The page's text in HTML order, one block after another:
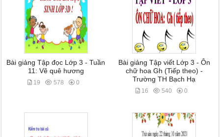
Bài giảng Tập đọc Lớp 3 - Tuần
11: Vẽ quê hương
19 578 0
Bài giảng Tập viết Lớp 3 - Ôn
chữ hoa Gh (Tiếp theo) -
Trường TH Bạch Hạ
16 540 0